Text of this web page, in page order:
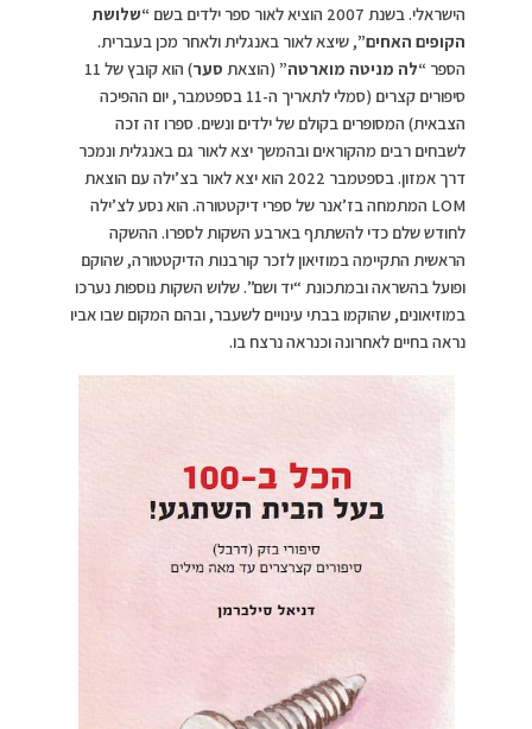
הישראלי. בשנת 2007 הוציא לאור ספר ילדים בשם
“שלושת
הקופים האחים”, שיצא לאור באנגלית ולאחר מכן בעברית.
הספר“לה מניטה מוארטה” (הוצאת סער
) הוא קובץ של 11
סיפורים קצרים (סמלי לתאריך ה-11 בספטמבר, יום ההפיכה
הצבאית) המסופרים בקולם של ילדים ונשים. ספרו זה זכה
לשבחים רבים מהקוראים ובהמשך יצא לאור גם באנגלית ונמכר
דרך אמזון. בספטמבר 2022 הוא יצא לאור בצ’ילה עם הוצאת
LOM המתמחה בז’אנר של ספרי דיקטטורה. הוא נסע לצ’ילה
לחודש שלם כדי להשתתף בארבע השקות לספרו. ההשקה
הראשית התקיימה במוזיאון לזכר קורבנות הדיקטטורה, שהוקם
ופועל בהשראה ובמתכונת “יד ושם”. שלוש השקות נוספות נערכו
במוזיאונים, שהוקמו בבתי עינויים לשעבר, ובהם המקום שבו אביו
נראה בחיים לאחרונה וכנראה נרצח בו.